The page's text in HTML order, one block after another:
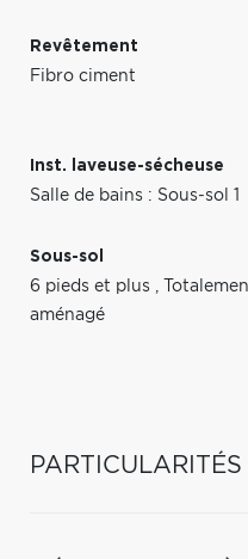
Revêtement
Fibro ciment
Inst. laveuse-sécheuse
Salle de bains : Sous-sol 1
Sous-sol
6 pieds et plus ,
aménagé